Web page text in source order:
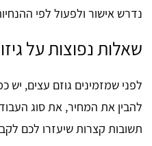
נדרש אישור ולפעול לפי
שאלות נפוצות על
לפני שמזמינים גוזם עצים, יש
להבין את המחיר, את סוג
תשובות קצרות שיעזרו לכם